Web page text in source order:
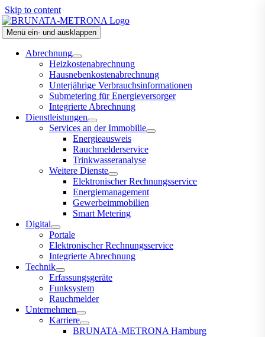
Skip to content
Menü ein- und ausklappen
Abrechnung
Heizkostenabrechnung
Hausnebenkostenabrechnung
Unterjährige Verbrauchsinformationen
Submetering für Energieversorger
Integrierte Abrechnung
Dienstleistungen
Services an der Immobilie
Energieausweis
Rauchmelderservice
Trinkwasseranalyse
Weitere Dienste
Elektronischer Rechnungsservice
Energiemanagement
Gewerbeimmobilien
Smart Metering
Digital
Portale
Elektronischer Rechnungsservice
Integrierte Abrechnung
Technik
Erfassungsgeräte
Funksystem
Rauchmelder
Unternehmen
Karriere
BRUNATA-METRONA Hamburg